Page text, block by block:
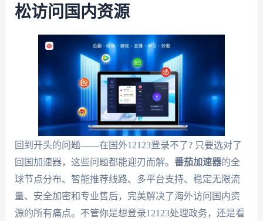
松访问国内资源
回到开头的问题——在国外12123登录不了? 只要选对了
回国加速器，这些问题都能迎刃而解。 番茄加速器的全
球节点分布、智能推荐线路、多平台支持、稳定无限流
量、安全加密和专业售后，完美解决了海外访问国内资
源的所有痛点。不管你是想登录12123处理政务，还是看